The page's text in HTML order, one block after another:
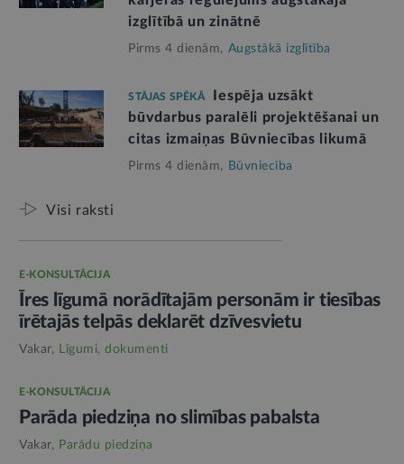
izglītībā un zinātnē
Pirms 4 dienām, Augstākā izglītība
STĀJAS SPĒKĀ
Iespēja uzsākt
būvdarbus paralēli projektēšanai un
citas izmaiņas Būvniecības likumā
Pirms 4 dienām, Būvniecība
Visi raksti
E-KONSULTĀCIJA
Īres līgumā norādītajām personām ir tiesības
īrētajās telpās deklarēt dzīvesvietu
Vakar, Līgumi, dokumenti
E-KONSULTĀCIJA
Parāda piedziņa no slimības pabalsta
Vakar, Parādu piedziņa